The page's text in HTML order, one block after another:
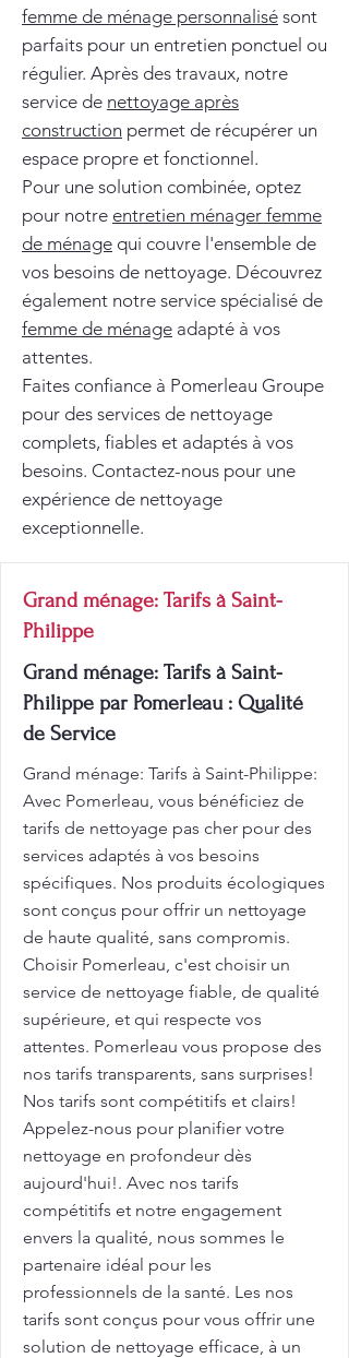
femme de ménage personnalisé sont
parfaits pour un entretien ponctuel ou
régulier. Après des travaux, notre
service de nettoyage après
construction permet de récupérer un
espace propre et fonctionnel.
Pour une solution combinée, optez
pour notre entretien ménager femme
de ménage qui couvre l'ensemble de
vos besoins de nettoyage. Découvrez
également notre service spécialisé de
femme de ménage adapté à vos
attentes.
Faites confiance à Pomerleau Groupe
pour des services de nettoyage
complets, fiables et adaptés à vos
besoins. Contactez-nous pour une
expérience de nettoyage
exceptionnelle.
Grand ménage: Tarifs à Saint-
Philippe
Grand ménage: Tarifs à Saint-
Philippe par Pomerleau : Qualité
de Service
Grand ménage: Tarifs à Saint-Philippe:
Avec Pomerleau, vous bénéficiez de
tarifs de nettoyage pas cher pour des
services adaptés à vos besoins
spécifiques. Nos produits écologiques
sont conçus pour offrir un nettoyage
de haute qualité, sans compromis.
Choisir Pomerleau, c'est choisir un
service de nettoyage fiable, de qualité
supérieure, et qui respecte vos
attentes. Pomerleau vous propose des
nos tarifs transparents, sans surprises!
Nos tarifs sont compétitifs et clairs!
Appelez-nous pour planifier votre
nettoyage en profondeur dès
aujourd'hui!. Avec nos tarifs
compétitifs et notre engagement
envers la qualité, nous sommes le
partenaire idéal pour les
professionnels de la santé. Les nos
tarifs sont conçus pour vous offrir une
solution de nettoyage efficace, à un